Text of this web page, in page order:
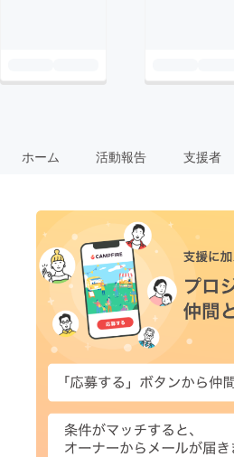
ホーム 活動報告 支援者